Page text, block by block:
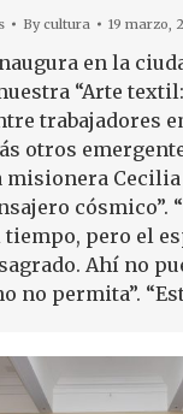
Bycultura 19 marzo,
en la
“Arte
trabajadores
otros
misionera Cecilia
cósmico”.
pero el
Ahí no
no permita”.